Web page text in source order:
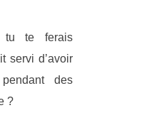
tu te ferais
servi d’avoir
des
?